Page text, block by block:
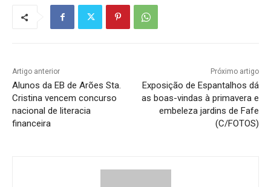
Artigo anterior
Alunos da EB de Arões Sta.
Cristina vencem concurso
nacional de literacia
financeira
Próximo artigo
Exposição de Espantalhos dá
as boas-vindas à primavera e
embeleza jardins de Fafe
(C/FOTOS)